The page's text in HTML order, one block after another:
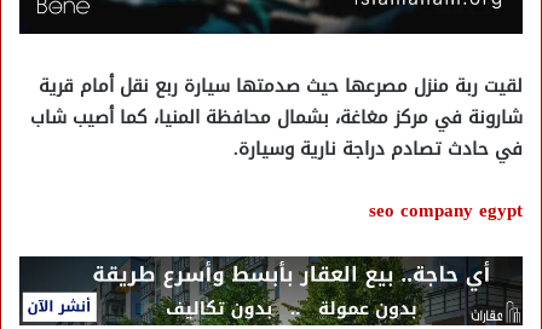
لقيت ربة منزل مصرعها حيث صدمتها سيارة ربع نقل أمام قرية
شارونة في مركز مغاغة، بشمال محافظة المنيا، كما أصيب شاب
في حادث تصادم دراجة نارية وسيارة.
seo company egypt